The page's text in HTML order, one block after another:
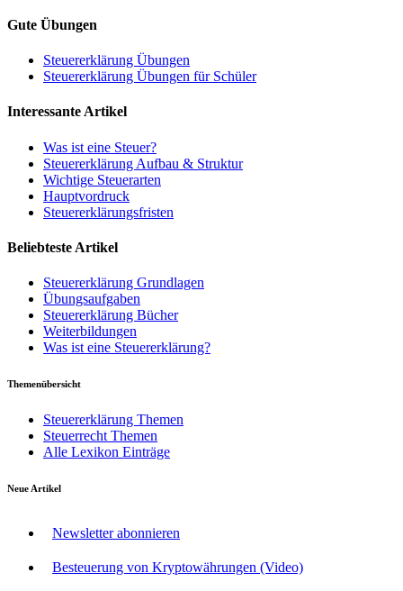
Gute Übungen
Steuererklärung Übungen
Steuererklärung Übungen für Schüler
Interessante Artikel
Was ist eine Steuer?
Steuererklärung Aufbau & Struktur
Wichtige Steuerarten
Hauptvordruck
Steuererklärungsfristen
Beliebteste Artikel
Steuererklärung Grundlagen
Übungsaufgaben
Steuererklärung Bücher
Weiterbildungen
Was ist eine Steuererklärung?
Themenübersicht
Steuererklärung Themen
Steuerrecht Themen
Alle Lexikon Einträge
Neue Artikel
Newsletter abonnieren
Besteuerung von Kryptowährungen (Video)